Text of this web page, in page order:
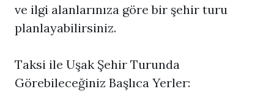
ve ilgi alanlarınıza göre bir şehir turu
planlayabilirsiniz.
Taksi ile Uşak Şehir Turunda
Görebileceğiniz Başlıca Yerler: